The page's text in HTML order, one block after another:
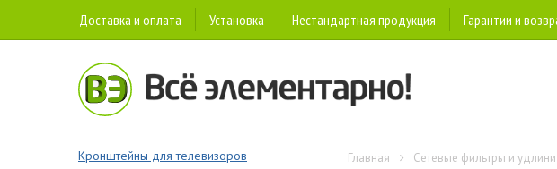
Доставка и оплата Установка Нестандартная продукция Гарантии и
Кронштейны для телевизоров
Главная Сетевые фильтры и